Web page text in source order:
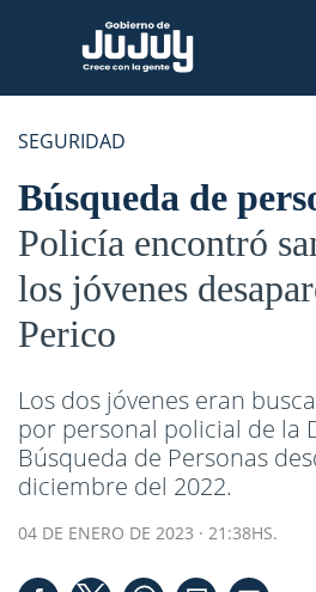
SEGURIDAD
Búsqueda de
Policía encontró
los jóvenes
Perico
Los dos jóvenes eran
por personal policial de la
Búsqueda de Personas
diciembre del 2022.
04 DE ENERO DE 2023 · 21:38HS.